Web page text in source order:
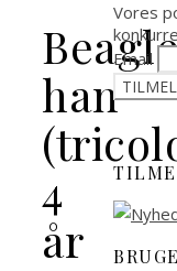
han
4
år
Vores
Email